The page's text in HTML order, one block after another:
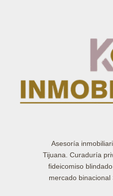
Asesoría
Tijuana. Curaduría
fideicomiso
mercado binacional